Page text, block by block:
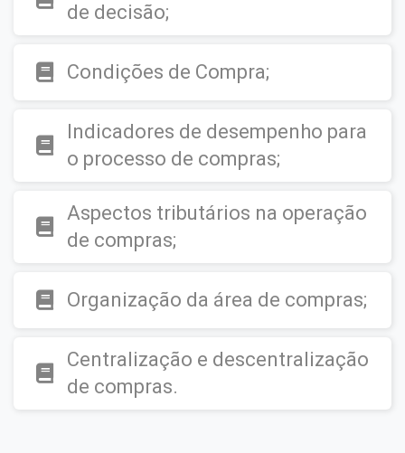
de decisão;
Condições de Compra;
Indicadores de desempenho para
o processo de compras;
Aspectos tributários na operação
de compras;
Organização da área de compras;
Centralização e descentralização
de compras.